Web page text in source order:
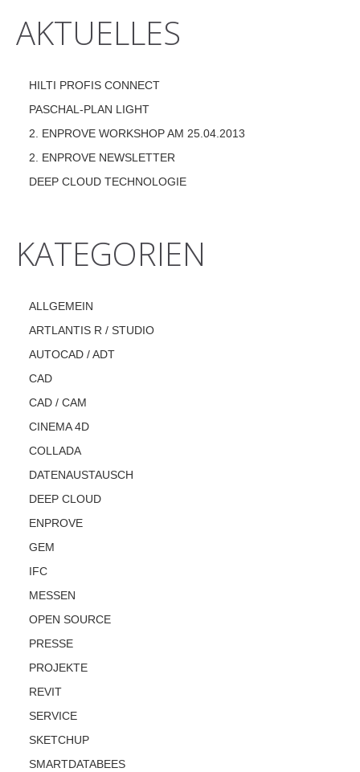
AKTUELLES
HILTI PROFIS CONNECT
PASCHAL-PLAN LIGHT
2. ENPROVE WORKSHOP AM 25.04.2013
2. ENPROVE NEWSLETTER
DEEP CLOUD TECHNOLOGIE
KATEGORIEN
ALLGEMEIN
ARTLANTIS R / STUDIO
AUTOCAD / ADT
CAD
CAD / CAM
CINEMA 4D
COLLADA
DATENAUSTAUSCH
DEEP CLOUD
ENPROVE
GEM
IFC
MESSEN
OPEN SOURCE
PRESSE
PROJEKTE
REVIT
SERVICE
SKETCHUP
SMARTDATABEES